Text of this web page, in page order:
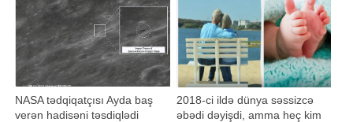
NASA tədqiqatçısı Ayda baş
verən hadisəni təsdiqlədi
2018-ci ildə dünya səssizcə
əbədi dəyişdi, amma heç kim